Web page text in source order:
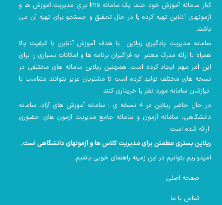
کنار سامانه آموزش خود حتما یک سامانه lms
برای مدیریت آموزش ها و
آزمونهای آنلاین تهیه کرده یا در حال تحقیق و جستجو برای تهیه آن می
باشند.
سامانه مدیریت یادگیری ریلاین با هدف آموزش آنلاین با کیفیت بالا
همراه با ارائه مدرک معتبر به فراگیران برنامه ها و امکانات بسیاری را برای
این امر مهم ایجاد کرده است. همچنین ریلاین سامانه های مختلفی در
نسخه های مختلف تولید کرده است تا مشتریان عزیز بتوانند متناسب با
در حال حاضر ریلاین در 4 نسخه ی : سامانه آموزش های آزاد، سامانه
دانشگاهی، سامانه آزمون و سامانه جامع مدیریت آزمون های حضوری
ریلاین بستری مطمئن برای مدیریت کلاس ها و آزمونهای دانشگاهی است.
امیدواریم بتوانیم در این زمینه راهنمای خوبی باشیم.
صفحه اصلی
تماس با ما